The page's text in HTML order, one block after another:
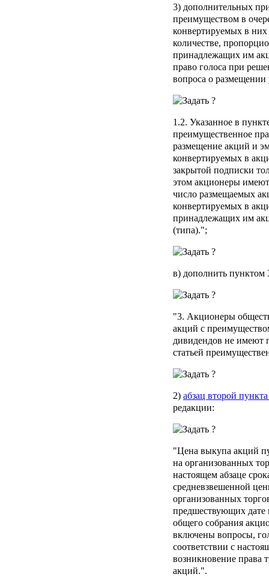
3) дополнительных
преимуществом в
конвертируемых в
количестве,
принадлежащих им
право голоса при
вопроса о
1.2. Указанное в
преимущественное
размещение акций и
конвертируемых в
закрытой подписки
этом акционеры
число размещаемых
конвертируемых в
принадлежащих им
(типа).";
в) дополнить пунктом
"3. Акционеры
акций с
дивидендов не имеют
статьей
2) абзац второй
редакции:
"Цена выкупа акций
на организованных
настоящем абзаце
средневзвешенной
организованных
предшествующих дате
общего собрания
включены вопросы,
соответствии с
возникновение права
акций.".